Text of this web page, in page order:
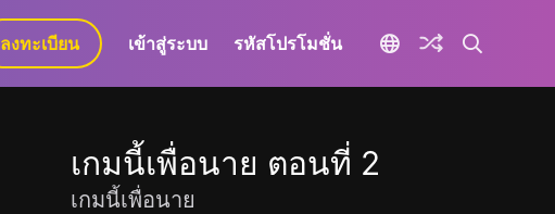
GaLa+
ลงทะเบียน เข้าสู่ระบบ รหัสโปรโมชั่น
เกมนี้เพื่อนาย ตอนที่ 2
เกมนี้เพื่อนาย